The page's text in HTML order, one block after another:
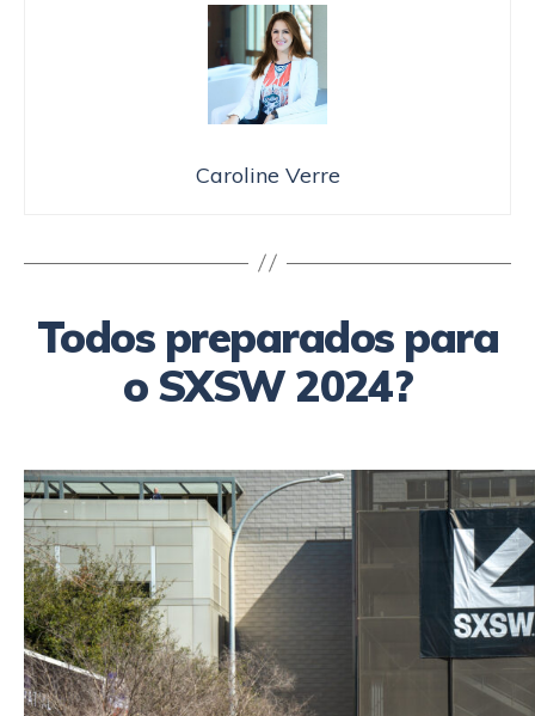
Caroline Verre
Todos preparados para
o SXSW 2024?